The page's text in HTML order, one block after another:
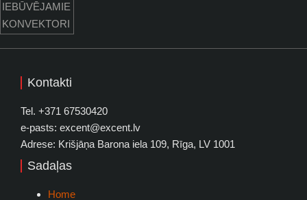
IEBŪVĒJAMIE
KONVEKTORI
Kontakti
Tel. +371 67530420
e-pasts: excent@excent.lv
Adrese: Krišjāņa Barona iela 109, Rīga, LV 1001
Sadaļas
Home